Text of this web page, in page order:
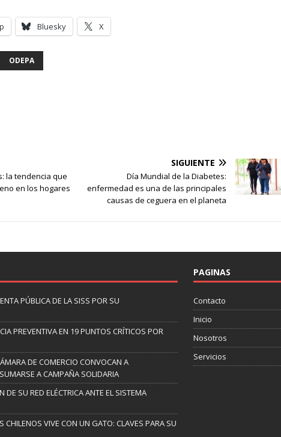
Bluesky X
ODEPA
la tendencia que
en los hogares
SIGUIENTE
Día Mundial de la Diabetes:
enfermedad es una de las principales
causas de ceguera en el planeta
PÚBLICA DE LA SISS POR SU
PREVENTIVA EN 19 PUNTOS CRÍTICOS POR
DE COMERCIO CONVOCAN A
A CAMPAÑA SOLIDARIA
DE SU RED ELÉCTRICA ANTE EL SISTEMA
CHILENOS VIVE CON UN GATO: CLAVES PARA SU
PAGINAS
Contacto
Inicio
Nosotros
Servicios